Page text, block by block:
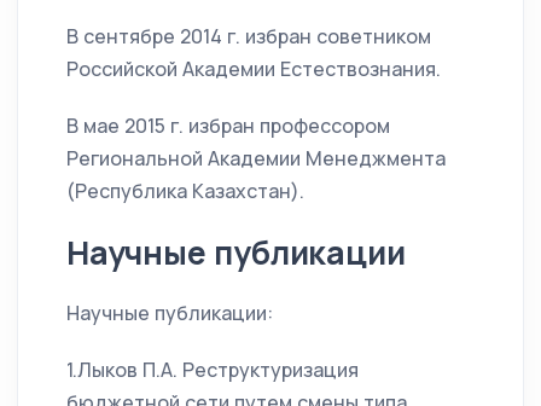
В сентябре 2014 г. избран советником
Российской Академии Естествознания.
В мае 2015 г. избран профессором
Региональной Академии Менеджмента
(Республика Казахстан).
Научные публикации
Научные публикации:
1.Лыков П.А. Реструктуризация